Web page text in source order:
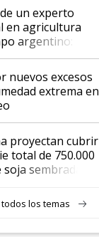
un experto
en agricultura
argentino:
nuevos excesos
extrema en
proyectan cubrir
total de 750.000
sembradas
marcan un
en genética y
los temas